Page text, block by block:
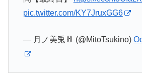
pic.twitter.com/KY7JruxGG6
— 月ノ美兎🐰 (@MitoTsukino)